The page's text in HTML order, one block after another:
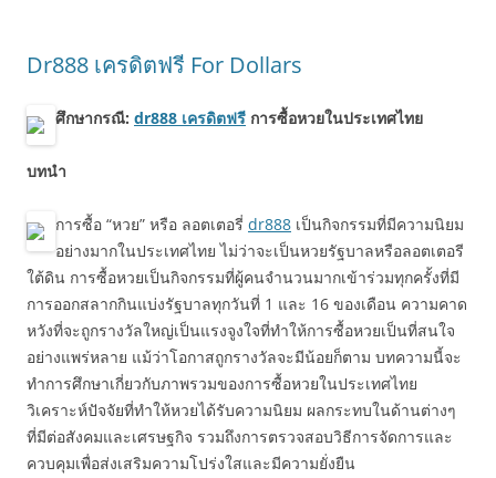
Dr888 เครดิตฟรี For Dollars
ศึกษากรณี: dr888 เครดิตฟรี การซื้อหวยในประเทศไทย
บทนำ
การซื้อ “หวย” หรือ ลอตเตอรี่ dr888 เป็นกิจกรรมที่มีความนิยม
อย่างมากในประเทศไทย ไม่ว่าจะเป็นหวยรัฐบาลหรือลอตเตอรี
ใต้ดิน การซื้อหวยเป็นกิจกรรมที่ผู้คนจำนวนมากเข้าร่วมทุกครั้งที่มี
การออกสลากกินแบ่งรัฐบาลทุกวันที่ 1 และ 16 ของเดือน ความคาด
หวังที่จะถูกรางวัลใหญ่เป็นแรงจูงใจที่ทำให้การซื้อหวยเป็นที่สนใจ
อย่างแพร่หลาย แม้ว่าโอกาสถูกรางวัลจะมีน้อยก็ตาม บทความนี้จะ
ทำการศึกษาเกี่ยวกับภาพรวมของการซื้อหวยในประเทศไทย
วิเคราะห์ปัจจัยที่ทำให้หวยได้รับความนิยม ผลกระทบในด้านต่างๆ
ที่มีต่อสังคมและเศรษฐกิจ รวมถึงการตรวจสอบวิธีการจัดการและ
ควบคุมเพื่อส่งเสริมความโปร่งใสและมีความยั่งยืน